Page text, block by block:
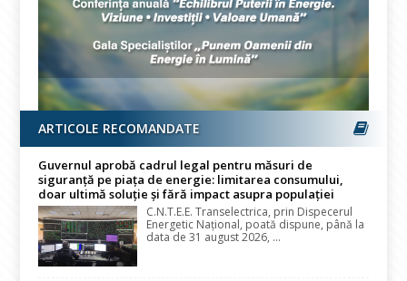
ARTICOLE RECOMANDATE
Guvernul aprobă cadrul legal pentru măsuri de
siguranță pe piața de energie: limitarea consumului,
doar ultimă soluție și fără impact asupra populației
C.N.T.E.E. Transelectrica, prin Dispecerul
Energetic Național, poată dispune, până la
data de 31 august 2026, ...